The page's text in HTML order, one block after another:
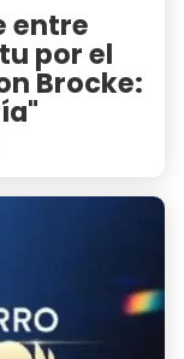
entre
por el
Brocke: